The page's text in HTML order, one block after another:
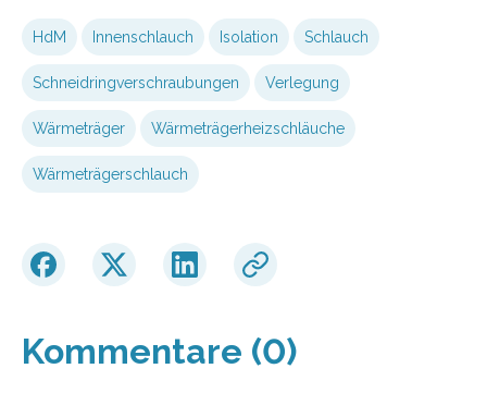
HdM Innenschlauch Isolation Schlauch
Schneidringverschraubungen Verlegung
Wärmeträger Wärmeträgerheizschläuche
Wärmeträgerschlauch
Kommentare (0)